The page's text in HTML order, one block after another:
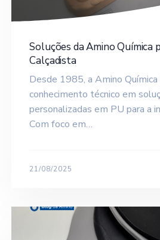
Soluções da Amino Química
Calçadista
Desde 1985, a Amino
conhecimento técnico em
personalizadas em PU para a
Com foco em…
21/08/2025